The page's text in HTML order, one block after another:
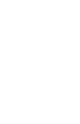
实